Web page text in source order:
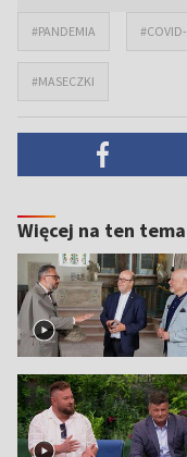
#PANDEMIA
#MASECZKI
Więcej na ten